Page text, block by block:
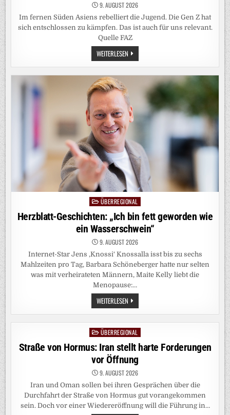
9. AUGUST 2026
Im fernen Süden Asiens rebelliert die Jugend. Die Gen Z hat
sich entschlossen zu kämpfen. Das ist auch für uns relevant.
Quelle FAZ
WEITERLESEN NICHT
NUR
„KAKERLAKEN“:
WARUM
JUGEND
SO
VIEL
OPTIMISTISCHER
UND
SELBSTBEWUSSTER
IST
Posted
in
ÜBERREGIONAL
Herzblatt-Geschichten: „Ich bin fett geworden wie
ein Wasserschwein“
9. AUGUST 2026
Internet-Star Jens ,Knossi‘ Knossalla isst bis zu sechs
Mahlzeiten pro Tag, Barbara Schöneberger hatte nur selten
was mit verheirateten Männern, Maite Kelly liebt die
Menopause:…
WEITERLESEN HERZBLATT-
GESCHICHTEN:
„ICH
BIN
FETT
GEWORDEN
WIE
EIN
WASSERSCHWEIN“
PostedÜBERREGIONAL
Straße von Hormus: Iran stellt harte Forderungen
vor Öffnung
9. AUGUST 2026
Iran und Oman sollen bei ihren Gesprächen über die
Durchfahrt der Straße von Hormus gut vorangekommen
sein. Doch vor einer Wiedereröffnung will die Führung in…